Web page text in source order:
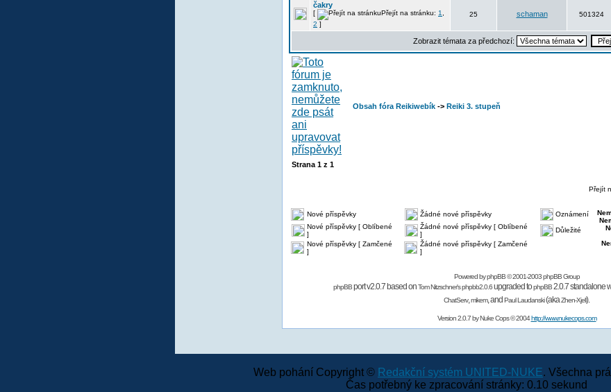
čakry
[ Přejít na stránku: 1
2 ]
25 schaman 501324
Zobrazit témata za předchozí:
Obsah fóra Reikiwebík -> Reiki 3. stupeň
Strana 1 z 1
Přejít
Nové příspěvky Žádné nové příspěvky
Oznámení
Nové příspěvky [ Oblíbené
]
Žádné nové příspěvky [ Oblíbené
]
Důležité
Nové příspěvky [ Zamčené
]
Žádné nové příspěvky [ Zamčené
]
Powered byphpBB© 2001-2003 phpBB Group
phpBBport v2.0.7 based onTom Nitzschner'sphpbb2.0.6upgraded tophpBB2.0.7 standalone
ChatServ,mikem,and Paul Laudanski(akaZhen-Xjell).
Version 2.0.7 byNuke Cops© 2004http://www.nukecops.com
Web pohání Copyright © Redakční systém UNITED-NUKE. Všechna
Čas potřebný ke zpracování stránky: 0.10 sekund